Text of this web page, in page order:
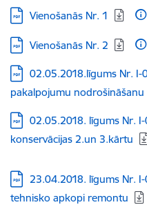
Lejupielādēt:
Vienošanās Nr. 1
Lejupielādēt:
Vienošanās Nr. 2
Lejupielādēt:
02.05.2018.līgums Nr.
pakalpojumu nodrošināšanu
Lejupielādēt:
02.05.2018. līgums Nr.
konservācijas 2.un 3.kārtu
Lejupielādēt:
23.04.2018. līgums Nr.
tehnisko apkopi remontu